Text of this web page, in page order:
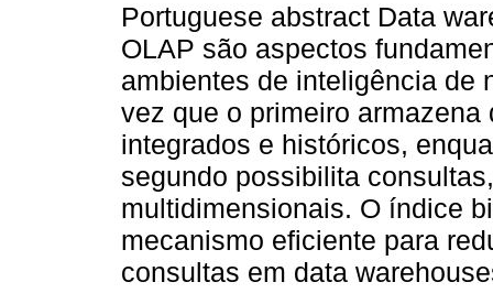
Portuguese abstract Data
OLAP são aspectos
ambientes de inteligência de
vez que o primeiro armazena
integrados e históricos,
segundo possibilita
multidimensionais. O índice
mecanismo eficiente para
consultas em data